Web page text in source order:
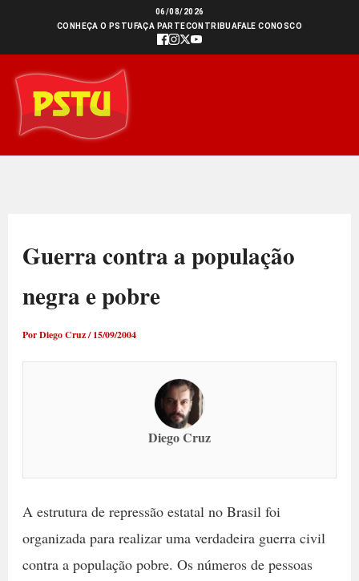
conteúdo
06/08/2026
CONHEÇA O PSTU FAÇA PARTECONTRIBUAFALE CONOSCO
Guerra contra a população
negra e pobre
PorDiego Cruz/15/09/2004
Diego Cruz
A estrutura de repressão estatal no Brasil foi
organizada para realizar uma verdadeira guerra civil
contra a população pobre. Os números de pessoas